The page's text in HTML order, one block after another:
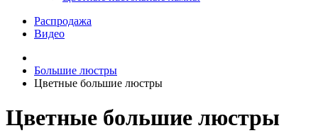
Распродажа
Видео
Большие люстры
Цветные большие люстры
Цветные большие люстры